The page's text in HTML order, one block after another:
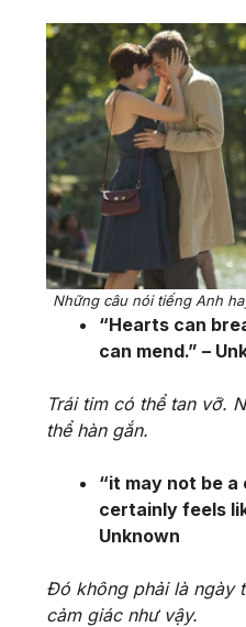
Những câu nói tiếng Anh
“Hearts can
can mend.” –
Trái tim có thể tan vỡ.
thể hàn gắn.
“it may not be
certainly feels
Unknown
Đó không phải là ngày
cảm giác như vậy.